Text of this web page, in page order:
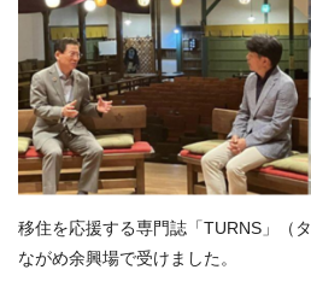
移住を応援する専門誌「TURNS」（
ながめ余興場で受けました。